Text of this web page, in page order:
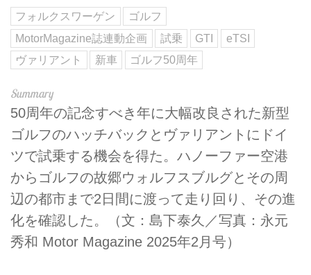
フォルクスワーゲン
ゴルフ
MotorMagazine誌連動企画
試乗 GTI
eTSI
ヴァリアント
新車 ゴルフ50周年
50周年の記念すべき年に大幅改良された新型
ゴルフのハッチバックとヴァリアントにドイ
ツで試乗する機会を得た。ハノーファー空港
からゴルフの故郷ウォルフスブルグとその周
辺の都市まで2日間に渡って走り回り、その進
化を確認した。（文：島下泰久／写真：永元
秀和 Motor Magazine 2025年2月号）